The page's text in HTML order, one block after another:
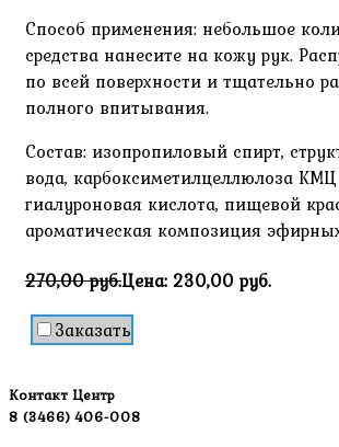
Способ применения: небольшое
средства нанесите на кожу рук.
по всей поверхности и тщательно
полного впитывания.
Состав: изопропиловый спирт,
вода, карбоксиметилцеллюлоза
гиалуроновая кислота, пищевой
ароматическая композиция
270,00 руб.Цена: 230,00 руб.
Заказать
Контакт Центр
8 (3466) 406-008